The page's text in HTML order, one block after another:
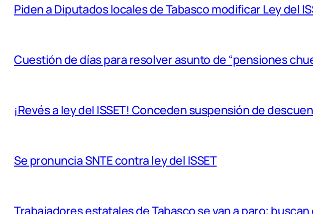
Piden a Diputados locales de Tabasco modificar Ley del
Cuestión de días para resolver asunto de “pensiones
¡Revés a ley del ISSET! Conceden suspensión de
Se pronuncia SNTE contra ley del ISSET
Trabajadores estatales de Tabasco se van a paro; buscan